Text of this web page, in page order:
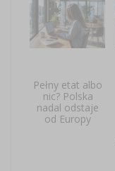
Pełny etat albo
nic? Polska
nadal odstaje
od Europy